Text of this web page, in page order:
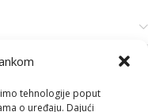
tehnologije poput
o uređaju. Dajući